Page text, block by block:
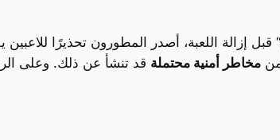
قبل إزالة اللعبة، أصدر المطورون تحذيرًا للاعبين
مخاطر أمنية محتملة